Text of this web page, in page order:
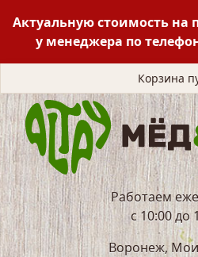
Актуальную стоимость на
у менеджера по
Корзина
Работаем
с 10:00 до
Воронеж,